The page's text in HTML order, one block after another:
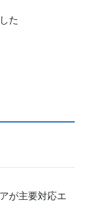
た
が主要対応エ